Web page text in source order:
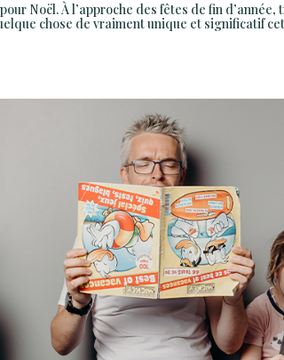
Noël. À l’approche des fêtes de fin
chose de vraiment unique et significatif